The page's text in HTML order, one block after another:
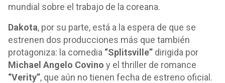
mundial sobre el trabajo de la coreana.
Dakota, por su parte, está a la espera de que se
estrenen dos producciones más que también
protagoniza: la comedia “Splitsville” dirigida por
Michael Angelo Covino y el thriller de romance
“Verity”, que aún no tienen fecha de estreno oficial.